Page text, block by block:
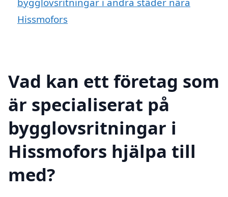
Hissmofors
Vad kan ett företag som
är specialiserat på
bygglovsritningar i
Hissmofors hjälpa till
med?